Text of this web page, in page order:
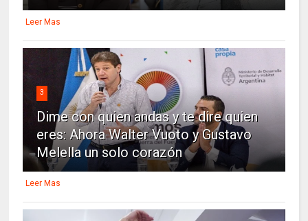
Leer Mas
3
Dime con quien andas y te dire quien
eres: Ahora Walter Vuoto y Gustavo
Melella un solo corazón
Leer Mas